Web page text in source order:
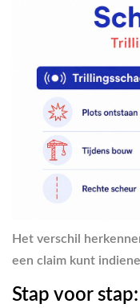
Het verschil
een claim kunt
Stap voor